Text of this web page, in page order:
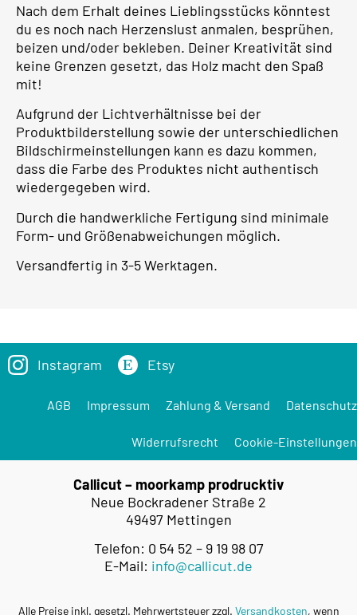
Nach dem Erhalt deines Lieblingsstücks könntest
du es noch nach Herzenslust anmalen, besprühen,
beizen und/oder bekleben. Deiner Kreativität sind
keine Grenzen gesetzt, das Holz macht den Spaß
mit!
Aufgrund der Lichtverhältnisse bei der
Produktbilderstellung sowie der unterschiedlichen
Bildschirmeinstellungen kann es dazu kommen,
dass die Farbe des Produktes nicht authentisch
wiedergegeben wird.
Durch die handwerkliche Fertigung sind minimale
Form- und Größenabweichungen möglich.
Versandfertig in 3-5 Werktagen.
Instagram Etsy
AGB Impressum Zahlung & Versand Datenschutz
Widerrufsrecht Cookie-Einstellungen
Callicut – moorkamp prodrucktiv
Neue Bockradener Straße 2
49497 Mettingen
Telefon: 0 54 52 – 9 19 98 07
E-Mail: info@callicut.de
Alle Preise inkl. gesetzl. Mehrwertsteuer zzgl. Versandkosten, wenn